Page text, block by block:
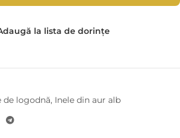
la lista de dorințe
de logodnă, Inele din aur alb